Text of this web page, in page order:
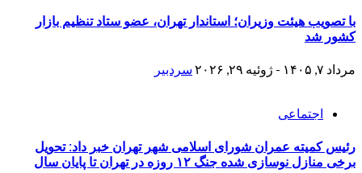
با تصویب هیئت وزیران؛ استاندار تهران، عضو ستاد تنظیم بازار
کشور شد
مرداد ۷, ۱۴۰۵ - ژوئیه ۲۹, ۲۰۲۶ سردبیر
اجتماعی
رئیس کمیته عمران شورای اسلامی شهر تهران خبر داد: تحویل
برخی منازل نوسازی شده جنگ ۱۲ روزه در تهران تا پایان سال